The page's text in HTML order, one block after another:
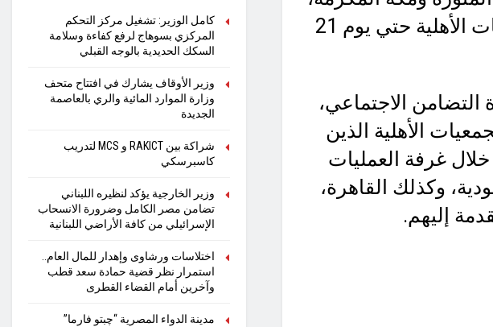
حيث سيتواصل تفويج حجاج الجمعيات الأهلية حتي يوم 21
الاجتماعي،
الأهلية الذين
غرفة العمليات
وكذلك القاهرة،
إليهم.
كامل الوزير: تشغيل مركز التحكم
المركزي بسوهاج لرفع كفاءة وسلامة
السكك الحديدية بالوجه القبلي
وزير الأوقاف يشارك في افتتاح متحف
وزارة الموارد المائية والري بالعاصمة
الجديدة
شراكة بين RAKICT و MCS لتدريب
كاسبرسكي
وزير الخارجية يؤكد لنظيره اللبناني
تضامن مصر الكامل وضرورة الانسحاب
الإسرائيلي من كافة الأراضي اللبنانية
اختلاسات ورشاوى وإهدار للمال العام..
استمرار نظر قضية حمادة سعد قطب
وآخرين أمام القضاء القطرى
مدينة الدواء المصرية “چبتو فارما”